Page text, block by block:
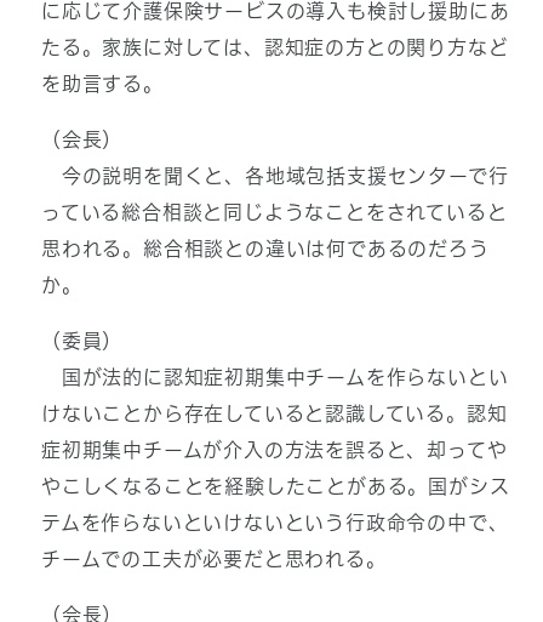
に応じて介護保険サービスの導入も検討し援助にあ
たる。家族に対しては、認知症の方との関り方など
を助言する。
（会長）
今の説明を聞くと、各地域包括支援センターで行
っている総合相談と同じようなことをされていると
思われる。総合相談との違いは何であるのだろう
か。
（委員）
国が法的に認知症初期集中チームを作らないとい
けないことから存在していると認識している。認知
症初期集中チームが介入の方法を誤ると、却ってや
やこしくなることを経験したことがある。国がシス
テムを作らないといけないという行政命令の中で、
チームでの工夫が必要だと思われる。
（会長）